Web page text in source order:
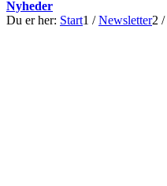
Nyheder
Du er her: Start1 / Newsletter2 /